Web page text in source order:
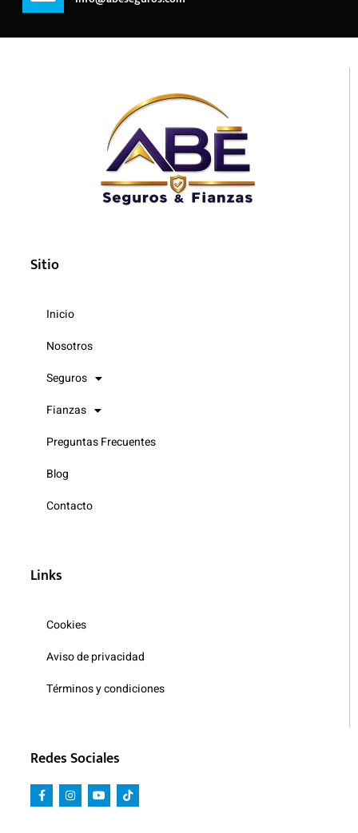
Sitio
Inicio
Nosotros
Seguros
Fianzas
Preguntas Frecuentes
Blog
Contacto
Links
Cookies
Aviso de privacidad
Términos y condiciones
Redes Sociales